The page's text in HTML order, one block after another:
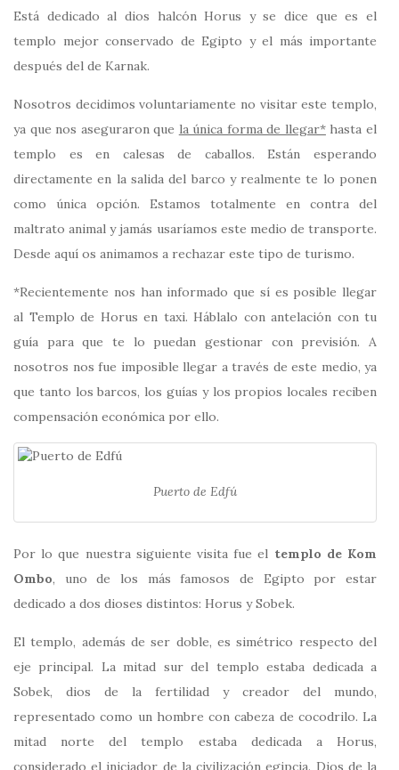
Está dedicado al dios halcón Horus y se dice que es el
templo mejor conservado de Egipto y el más importante
después del de Karnak.
Nosotros decidimos voluntariamente no visitar este templo,
ya que nos aseguraron que la única forma de llegar*hasta el
templo es en calesas de caballos. Están esperando
directamente en la salida del barco y realmente te lo ponen
como única opción. Estamos totalmente en contra del
maltrato animal y jamás usaríamos este medio de transporte.
Desde aquí os animamos a rechazar este tipo de turismo.
*Recientemente nos han informado que sí es posible llegar
al Templo de Horus en taxi. Háblalo con antelación con tu
guía para que te lo puedan gestionar con previsión. A
nosotros nos fue imposible llegar a través de este medio, ya
que tanto los barcos, los guías y los propios locales reciben
compensación económica por ello.
Puerto de Edfú
Por lo que nuestra siguiente visita fue el templo de Kom
Ombo, uno de los más famosos de Egipto por estar
dedicado a dos dioses distintos: Horus y Sobek.
El templo, además de ser doble, es simétrico respecto del
eje principal. La mitad sur del templo estaba dedicada a
Sobek, dios de la fertilidad y creador del mundo,
representado como un hombre con cabeza de cocodrilo. La
mitad norte del templo estaba dedicada a Horus,
considerado el iniciador de la civilización egipcia. Dios de la